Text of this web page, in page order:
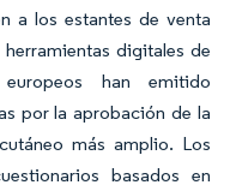
a los estantes de venta
digitales de
han emitido
por la aprobación de la
más amplio. Los
basados en